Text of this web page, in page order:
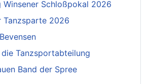
Winsener Schloßpokal 2026
Tanzsparte 2026
Tanzsportabteilung
Band der Spree